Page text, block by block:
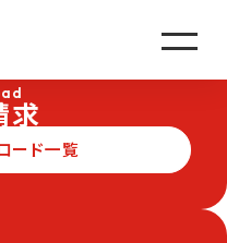
求
ード一覧